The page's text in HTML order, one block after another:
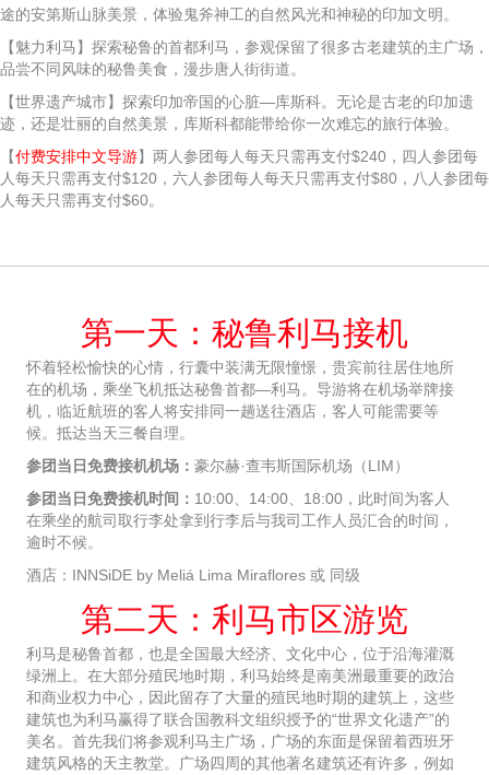
途的安第斯山脉美景，体验鬼斧神工的自然风光和神秘的印加文明。
【魅力利马】探索秘鲁的首都利马，参观保留了很多古老建筑的主广场，
品尝不同风味的秘鲁美食，漫步唐人街街道。
【世界遗产城市】探索印加帝国的心脏—库斯科。无论是古老的印加遗
迹，还是壮丽的自然美景，库斯科都能带给你一次难忘的旅行体验。
【付费安排中文导游】两人参团每人每天只需再支付$240，四人参团每
人每天只需再支付$120，六人参团每人每天只需再支付$80，八人参团每
人每天只需再支付$60。
第一天：秘鲁利马接机
怀着轻松愉快的心情，行囊中装满无限憧憬，贵宾前往居住地所
在的机场，乘坐飞机抵达秘鲁首都—利马。导游将在机场举牌接
机，临近航班的客人将安排同一趟送往酒店，客人可能需要等
候。抵达当天三餐自理。
参团当日免费接机机场： 豪尔赫·查韦斯国际机场（LIM）
参团当日免费接机时间： 10:00、14:00、18:00，此时间为客人
在乘坐的航司取行李处拿到行李后与我司工作人员汇合的时间，
逾时不候。
酒店：INNSiDE by Meliá Lima Miraflores 或 同级
第二天：利马市区游览
利马是秘鲁首都，也是全国最大经济、文化中心，位于沿海灌溉
绿洲上。在大部分殖民地时期，利马始终是南美洲最重要的政治
和商业权力中心，因此留存了大量的殖民地时期的建筑上，这些
建筑也为利马赢得了联合国教科文组织授予的“世界文化遗产”的
美名。首先我们将参观利马主广场，广场的东面是保留着西班牙
建筑风格的天主教堂。广场四周的其他著名建筑还有许多，例如